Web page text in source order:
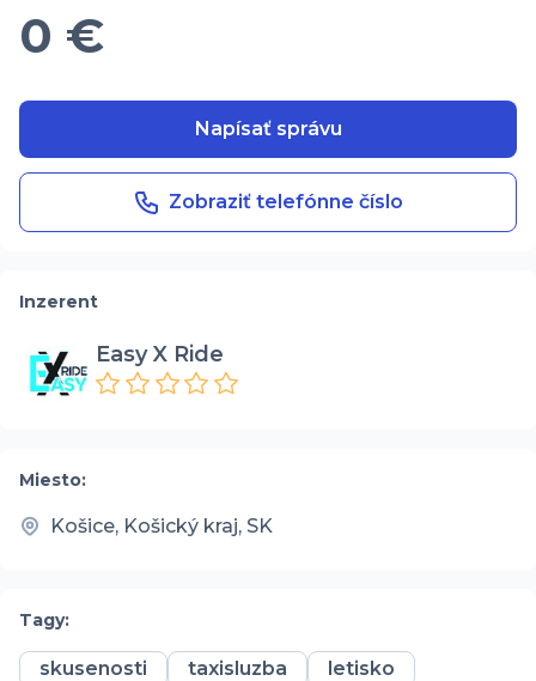
Inzerent
Easy X Ride
0 €
Napísať správu
Zobraziť telefónne číslo
Miesto:
Košice, Košický kraj, SK
Tagy:
skusenosti taxisluzba
letisko